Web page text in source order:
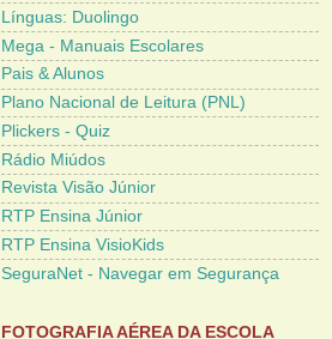
Línguas: Duolingo
Mega - Manuais Escolares
Pais & Alunos
Plano Nacional de Leitura (PNL)
Plickers - Quiz
Rádio Miúdos
Revista Visão Júnior
RTP Ensina Júnior
RTP Ensina VisioKids
SeguraNet - Navegar em Segurança
FOTOGRAFIA AÉREA DA ESCOLA